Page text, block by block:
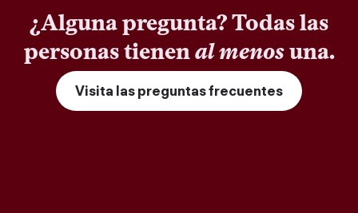
¿Alguna pregunta? Todas las
personas tienenal menosuna.
Visita las preguntas frecuentes